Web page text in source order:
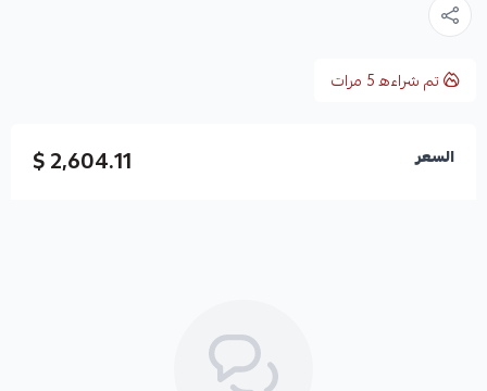
تم شراءه5 مرات
السعر 2,604.11 $